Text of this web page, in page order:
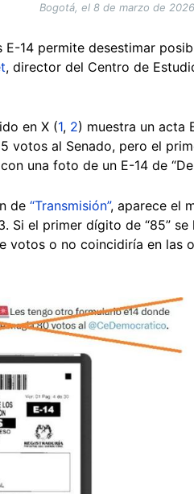
Bogotá, el 8 de marzo de
14 permite desestimar
, director del Centro de
en X (1, 2) muestra un acta
votos al Senado, pero el
una foto de un E-14 de
de “Transmisión”, aparece el
Si el primer dígito de “85”
votos o no coincidiría en las